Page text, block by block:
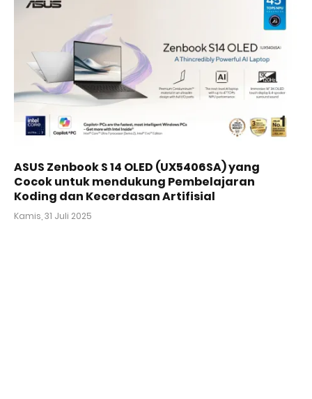
ASUS Zenbook S 14 OLED (UX5406SA) yang
Cocok untuk mendukung Pembelajaran
Koding dan Kecerdasan Artifisial
Kamis, 31 Juli 2025